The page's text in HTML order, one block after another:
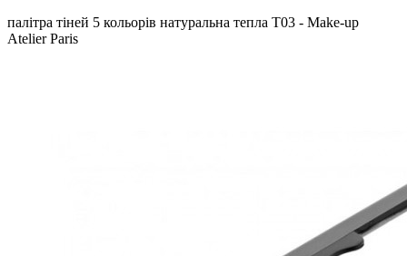
палітра тіней 5 кольорів натуральна тепла Т03 - Make-up
Atelier Paris